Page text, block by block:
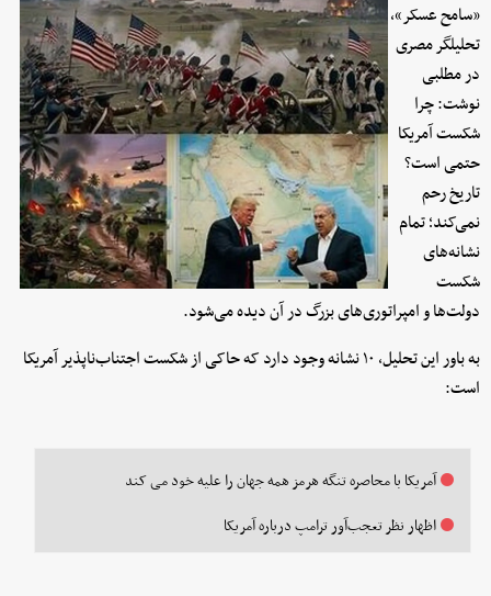
«سامح عسکر»،
تحلیلگر مصری
در مطلبی
نوشت: چرا
شکست آمریکا
حتمی است؟
تاریخ رحم
نمی‌کند؛ تمام
نشانه‌های
شکست
دولت‌ها و امپراتوری‌های بزرگ در آن دیده می‌شود.
به باور این تحلیل، ۱۰ نشانه وجود دارد که حاکی از شکست اجتناب‌ناپذیر آمریکا
است:
آمریکا با محاصره تنگه هرمز همه جهان را علیه خود می کند
اظهار نظر تعجب‌آور ترامپ درباره آمریکا